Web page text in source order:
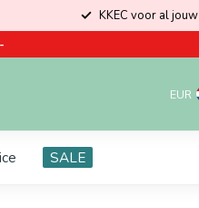
KKEC voor al jouw
EUR
SALE